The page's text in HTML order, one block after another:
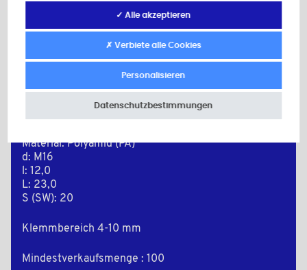
Material: Polyamid (PA)
d: M16
l: 12,0
L: 23,0
S (SW): 20
Klemmbereich 4-10 mm
Mindestverkaufsmenge : 100
✓ Alle akzeptieren
✗ Verbiete alle Cookies
Personalisieren
Datenschutzbestimmungen